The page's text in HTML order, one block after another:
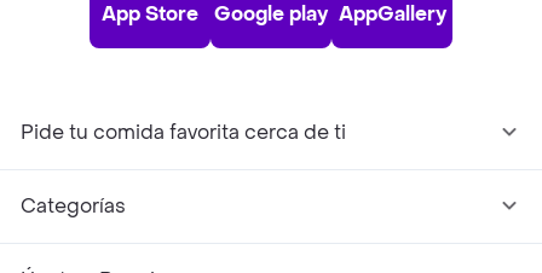
App Store Google play AppGallery
Pide tu comida favorita cerca de ti
Categorías